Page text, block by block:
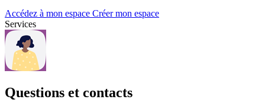
Accédez à mon espace Créer mon espace
Services
Questions et contacts